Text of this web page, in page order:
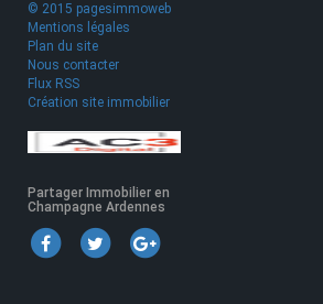
© 2015 pagesimmoweb
Mentions légales
Plan du site
Nous contacter
Flux RSS
Création site immobilier
Partager Immobilier en
Champagne Ardennes